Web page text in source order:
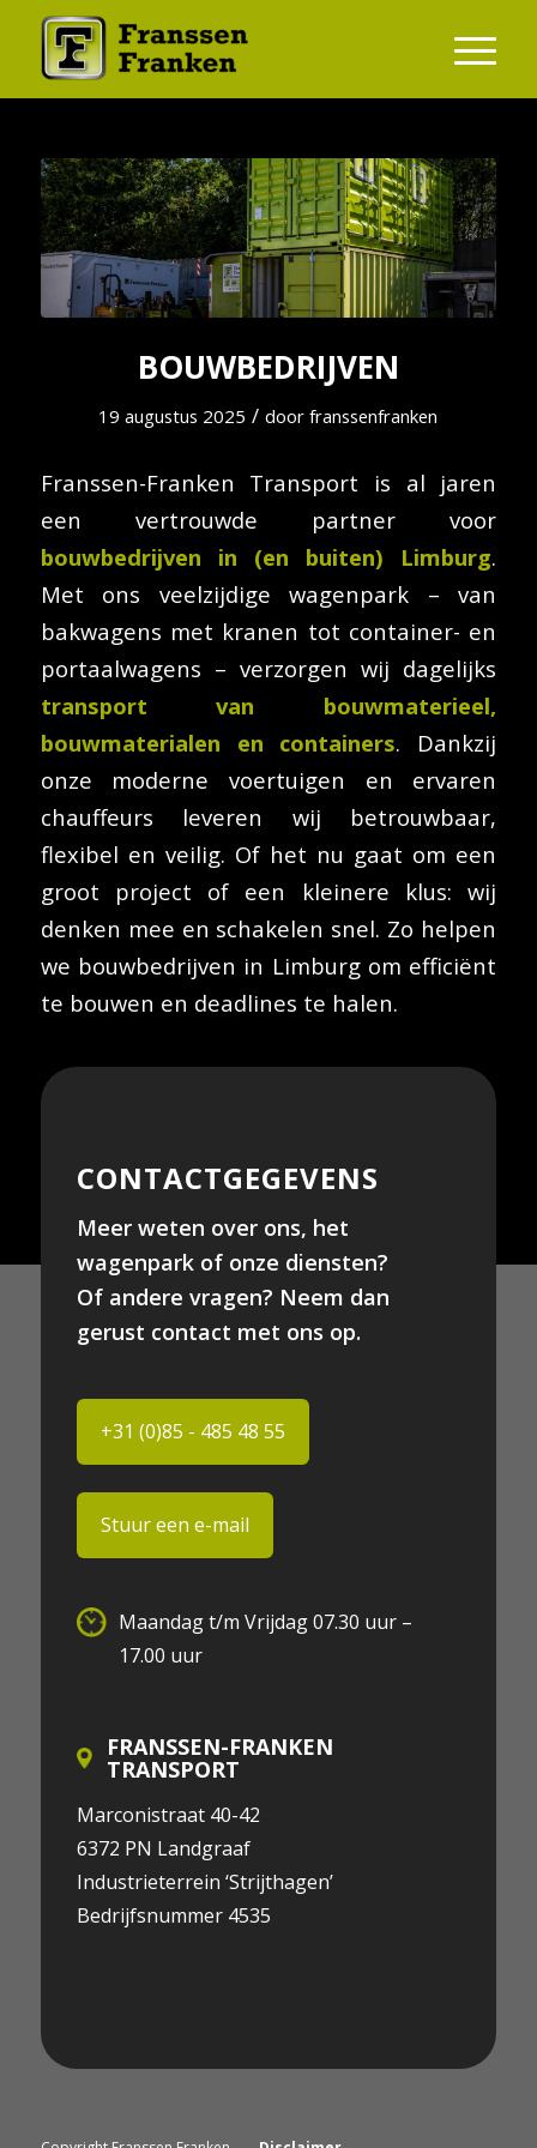
BOUWBEDRIJVEN
19 augustus 2025 / doorfranssenfranken
Franssen-Franken Transport is al jaren
een vertrouwde partner voor
bouwbedrijven in (en buiten) Limburg.
Met ons veelzijdige wagenpark – van
bakwagens met kranen tot container- en
portaalwagens – verzorgen wij dagelijks
transport van bouwmaterieel,
bouwmaterialen en containers. Dankzij
onze moderne voertuigen en ervaren
chauffeurs leveren wij betrouwbaar,
flexibel en veilig. Of het nu gaat om een
groot project of een kleinere klus: wij
denken mee en schakelen snel. Zo helpen
we bouwbedrijven in Limburg om efficiënt
te bouwen en deadlines te halen.
CONTACTGEGEVENS
Meer weten over ons, het
wagenpark of onze diensten?
Of andere vragen? Neem dan
gerust contact met ons op.
+31 (0)85 - 485 48 55
Stuur een e-mail
Maandag t/m Vrijdag 07.30 uur –
17.00 uur
FRANSSEN-FRANKEN
TRANSPORT
Marconistraat 40-42
6372 PN Landgraaf
Industrieterrein ‘Strijthagen’
Bedrijfsnummer 4535